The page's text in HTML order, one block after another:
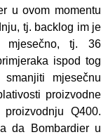
u ovom momentu
tj. backlog im je
mjesečno, tj. 36
ispod tog
mjesečnu
proizvodne
Q400.
da Bombardier u